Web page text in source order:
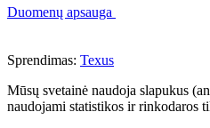
Duomenų apsauga
Sprendimas: Texus
Mūsų svetainė naudoja slapukus
naudojami statistikos ir rinkodaros